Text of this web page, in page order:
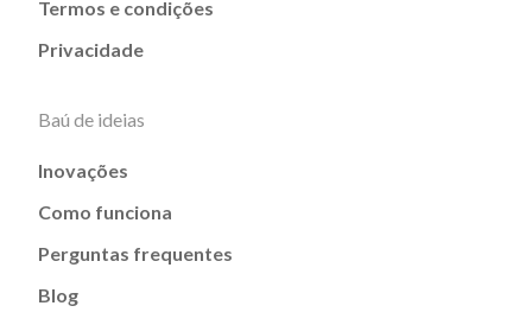
Termos e condições
Privacidade
Baú de ideias
Inovações
Como funciona
Perguntas frequentes
Blog